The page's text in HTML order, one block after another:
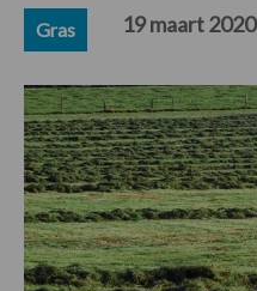
Gras 19 maart 2020